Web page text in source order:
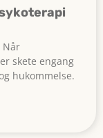
Når
skete engang
hukommelse.